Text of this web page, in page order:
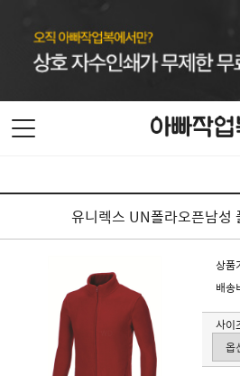
유니렉스 UN폴라오픈남성
상품
배송
사이